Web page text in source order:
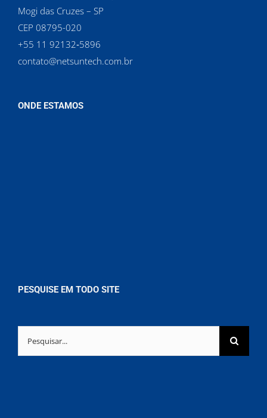
Mogi das Cruzes – SP
CEP 08795-020
‪+55 11 92132‑5896‬
contato@netsuntech.com.br
ONDE ESTAMOS
PESQUISE EM TODO SITE